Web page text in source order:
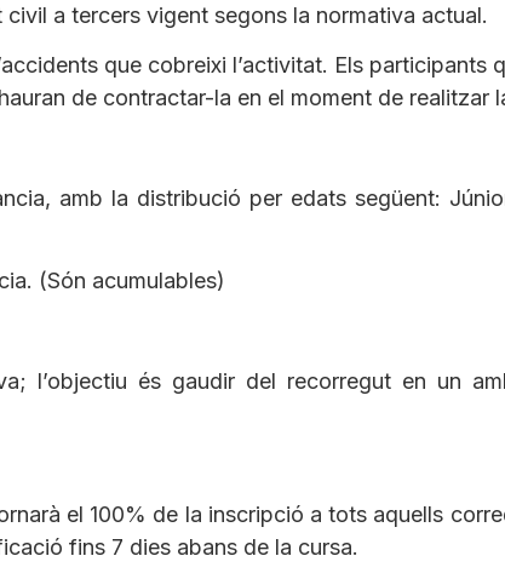
a tercers vigent segons la normativa actual.
que cobreixi l’activitat. Els participants
de contractar-la en el moment de realitzar
amb la distribució per edats següent:
(Són acumulables)
l’objectiu és gaudir del recorregut en un
el 100% de la inscripció a tots aquells
fins 7 dies abans de la cursa.